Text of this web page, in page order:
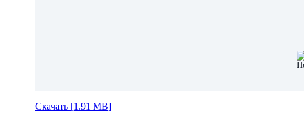
Скачать [1.91 MB]